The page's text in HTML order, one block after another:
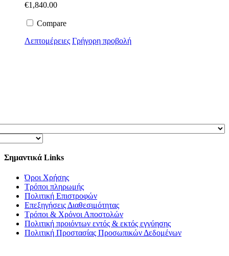
€1,840.00
Compare
Λεπτομέρειες Γρήγορη προβολή
Σημαντικά Links
Όροι Χρήσης
Τρόποι πληρωμής
Πολιτική Επιστροφών
Επεξηγήσεις Διαθεσιμότητας
Τρόποι & Χρόνοι Αποστολών
Πολιτική προιόντων εντός & εκτός εγγύησης
Πολιτική Προστασίας Προσωπικών Δεδομένων